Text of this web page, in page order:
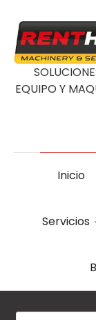
EQUIPO Y
Inicio
Servicios